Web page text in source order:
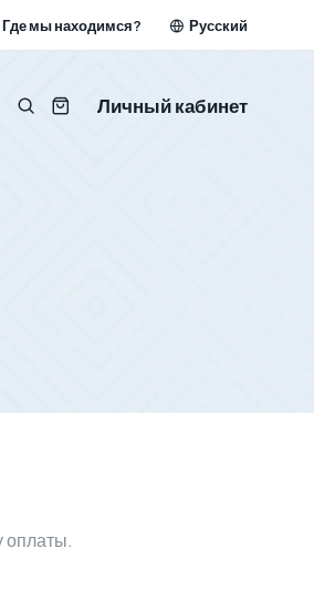
Где мы находимся? Русский
Личный кабинет
оплаты.